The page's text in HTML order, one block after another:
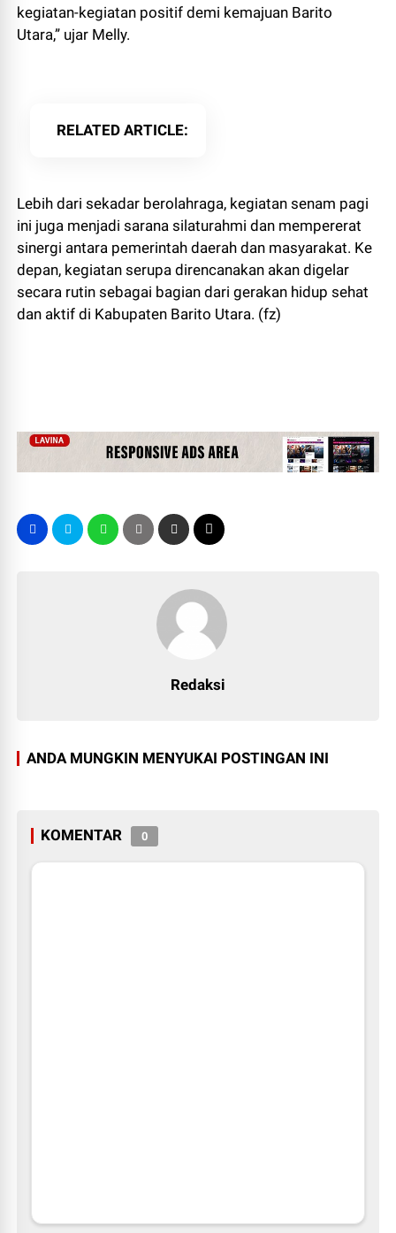
kegiatan-kegiatan positif demi kemajuan Barito
Utara,” ujar Melly.
RELATED ARTICLE
Lebih dari sekadar berolahraga, kegiatan senam pagi
ini juga menjadi sarana silaturahmi dan mempererat
sinergi antara pemerintah daerah dan masyarakat. Ke
depan, kegiatan serupa direncanakan akan digelar
secara rutin sebagai bagian dari gerakan hidup sehat
dan aktif di Kabupaten Barito Utara. (fz)
Redaksi
ANDA MUNGKIN MENYUKAI POSTINGAN INI
KOMENTAR 0